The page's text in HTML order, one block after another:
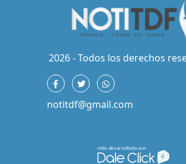
2026 - Todos los derechos
notitdf@gmail.com